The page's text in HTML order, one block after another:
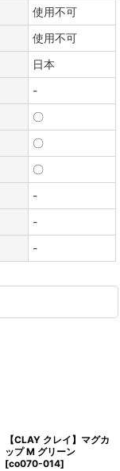
使用不可
使用不可
日本
-
〇
〇
〇
-
-
-
【CLAY クレイ】マグカ
ップ M グリーン
[co070-014]